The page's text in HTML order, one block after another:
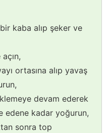
kaba alıp şeker ve
ortasına alıp yavaş
devam ederek
edene kadar yoğurun,
sonra top